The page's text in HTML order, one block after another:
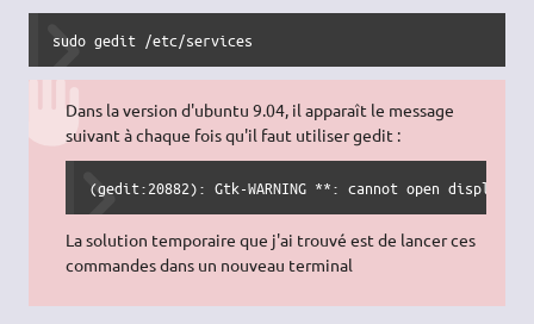
sudo gedit /etc/services
Dans la version d'ubuntu 9.04, il apparaît le message
suivant à chaque fois qu'il faut utiliser gedit :
(gedit:20882): Gtk-WARNING **: cannot open display:
La solution temporaire que j'ai trouvé est de lancer ces
commandes dans un nouveau terminal